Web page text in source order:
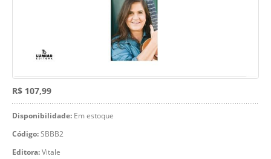
R$ 107,99
Disponibilidade: Em estoque
Código:SBBB2
Editora:Vitale